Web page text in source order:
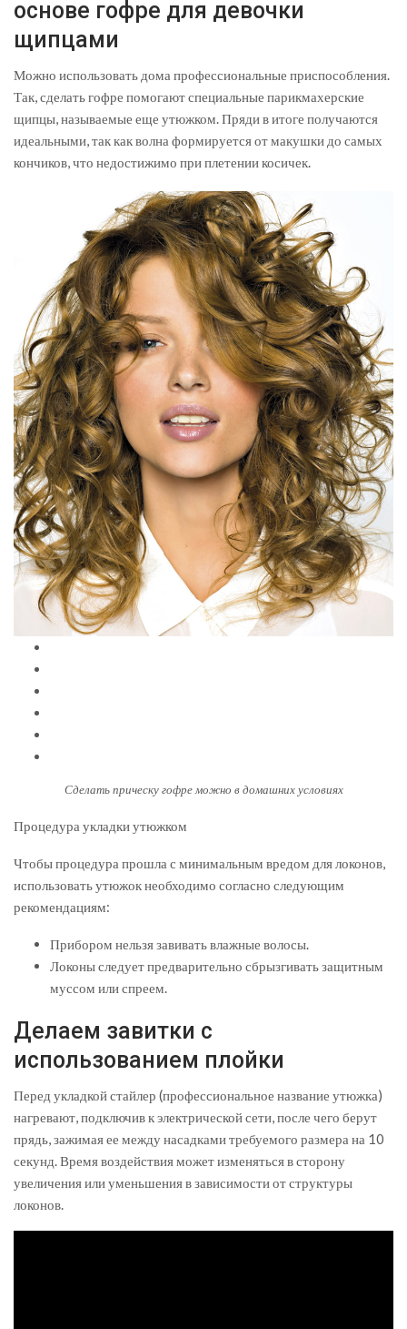
основе гофре для девочки
щипцами
Можно использовать дома профессиональные приспособления.
Так, сделать гофре помогают специальные парикмахерские
щипцы, называемые еще утюжком. Пряди в итоге получаются
идеальными, так как волна формируется от макушки до самых
кончиков, что недостижимо при плетении косичек.
Сделать прическу гофре можно в домашних условиях
Процедура укладки утюжком
Чтобы процедура прошла с минимальным вредом для локонов,
использовать утюжок необходимо согласно следующим
рекомендациям:
Прибором нельзя завивать влажные волосы.
Локоны следует предварительно сбрызгивать защитным
муссом или спреем.
Делаем завитки с
использованием плойки
Перед укладкой стайлер (профессиональное название утюжка)
нагревают, подключив к электрической сети, после чего берут
прядь, зажимая ее между насадками требуемого размера на 10
секунд. Время воздействия может изменяться в сторону
увеличения или уменьшения в зависимости от структуры
локонов.